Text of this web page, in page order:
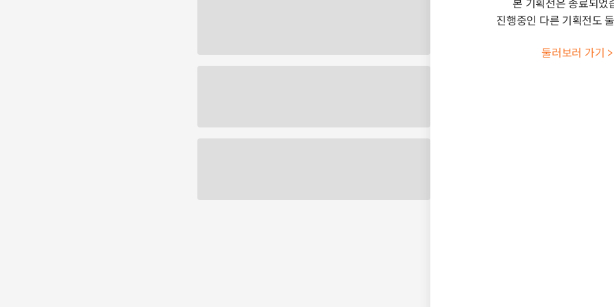
본 기획전은 종료되었
진행중인 다른 기획전도
둘러보러 가기 >